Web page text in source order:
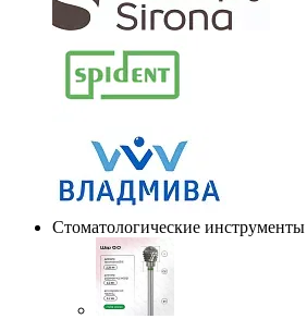
Стоматологические инструменты